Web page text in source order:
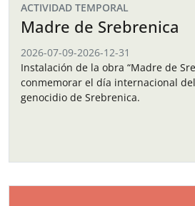
ACTIVIDAD TEMPORAL
Madre de Srebrenica
2026-07-09-2026-12-31
Instalación de la obra “Madre de
conmemorar el día internacional
genocidio de Srebrenica.